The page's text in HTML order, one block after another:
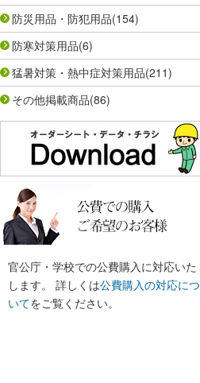
防災用品・防犯用品(154)
防寒対策用品(6)
猛暑対策・熱中症対策用品(211)
その他掲載商品(86)
官公庁・学校での公費購入に対応いた
します。 詳しくは公費購入の対応につ
いてをご覧ください。